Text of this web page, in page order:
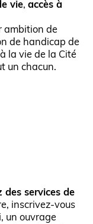
vie, accès à
ambition de
de handicap de
la vie de la Cité
un chacun.
des services de
inscrivez-vous
un ouvrage